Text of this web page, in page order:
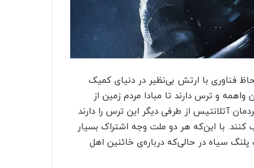
فناوری با ارتش بی‌نظیر در دنیای کمیک
و ترس دارند تا مبادا مردم زمین از
آتلانتیس از طرفی دیگر این ترس را دارند
با این‌که هر دو ملت وجه اشتراک بسیار
سیاه در حالی‌که درباره‌ی خائنین اهل